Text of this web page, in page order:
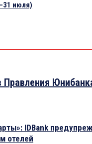
июля)
Правления
IDBank
отелей